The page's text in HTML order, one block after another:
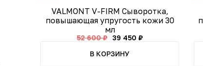
VALMONT V-FIRM Сыворотка,
повышающая упругость кожи 30
мл
52 600 ₽
39 450 ₽
В КОРЗИНУ